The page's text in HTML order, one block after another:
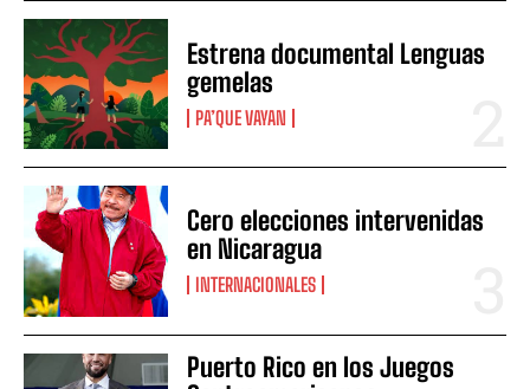
Estrena documental Lenguas
gemelas
PA’QUE VAYAN
Cero elecciones intervenidas
en Nicaragua
INTERNACIONALES
Puerto Rico en los Juegos